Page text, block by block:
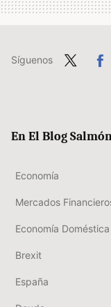
Síguenos
En El Blog
Economía
Mercados
Economía Doméstica
Brexit
España